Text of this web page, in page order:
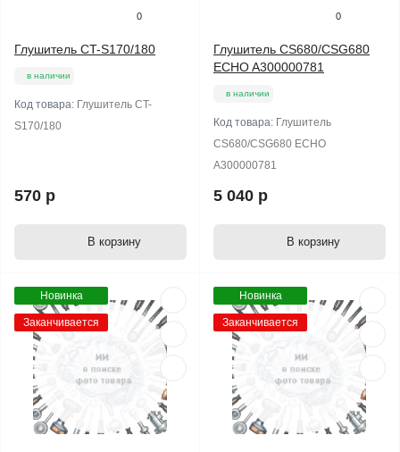
0
Глушитель CT-S170/180
в наличии
Код товара: Глушитель CT-
S170/180
570 р
В корзину
0
Глушитель CS680/CSG680
ECHO A300000781
в наличии
Код товара: Глушитель
CS680/CSG680 ECHO
A300000781
5 040 р
В корзину
Новинка
Заканчивается
Новинка
Заканчивается